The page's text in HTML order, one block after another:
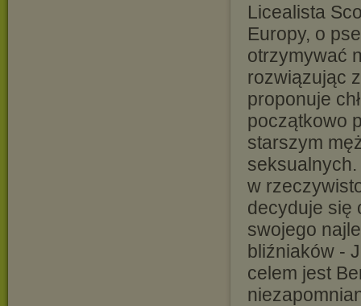
Licealista
Europy, o
otrzymywać
rozwiązując
proponuje
początkowo
starszym
w
decyduje się
swojego
bliźniaków -
celem jest